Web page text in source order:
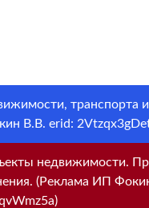
транспорта
В.В. erid:
недвижимости.
(Реклама ИП